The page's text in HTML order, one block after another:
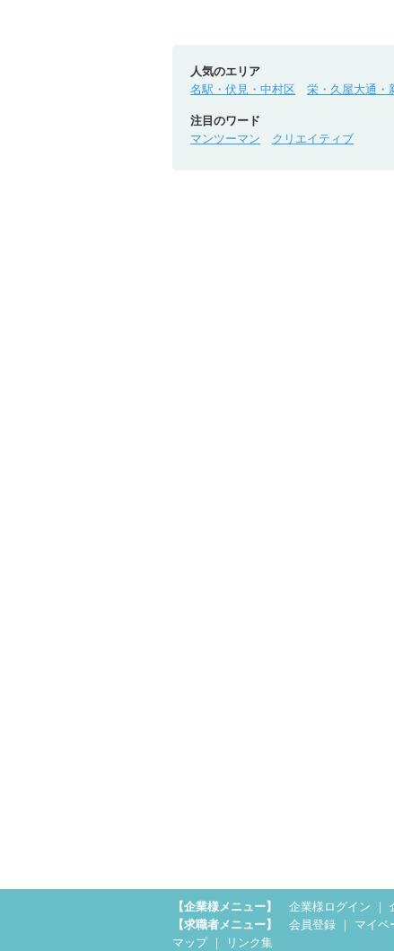
人気のエリア
名駅・伏見・中村区
栄・久屋大通・
注目のワード
マンツーマン
クリエイティブ
【企業様メニュー】 企業様ログイン ｜
【求職者メニュー】
会員登録 ｜ マイペ
マップ｜ リンク集